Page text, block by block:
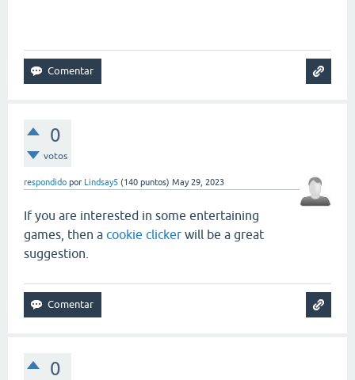
0
votos
respondido por Lindsay5 (140 puntos) May 29, 2023
If you are interested in some entertaining
games, then a cookie clicker will be a great
suggestion.
0